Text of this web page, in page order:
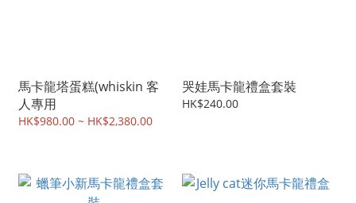
馬卡龍塔蛋糕(whiskin 客
人專用
HK$980.00 ~ HK$2,380.00
哭娃馬卡龍禮盒套裝
HK$240.00